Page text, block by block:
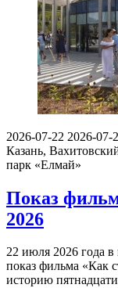
2026-07-22 2026-07-
Казань,
парк «Елмай»
Показ
2026
22 июля 2026 года в
показ фильма «Как
историю